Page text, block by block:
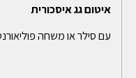
איטום גג איסכורית
עם סילר או משחה